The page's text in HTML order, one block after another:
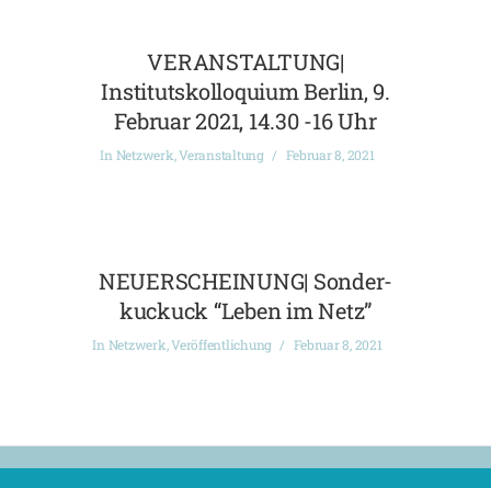
VERANSTALTUNG|
Institutskolloquium Berlin, 9.
Februar 2021, 14.30 -16 Uhr
In Netzwerk,Veranstaltung Februar 8, 2021
NEUERSCHEINUNG| Sonder-
kuckuck “Leben im Netz”
In Netzwerk,Veröffentlichung Februar 8, 2021